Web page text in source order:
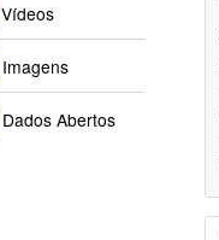
Vídeos
Imagens
Dados Abertos